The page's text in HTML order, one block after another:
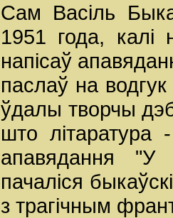
Сам Васіль
1951 года,
напісаў
паслаў на
ўдалы творчы
што
апавядання "У
пачаліся
з трагічным